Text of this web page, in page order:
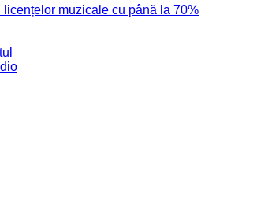
muzicale cu până la 70%